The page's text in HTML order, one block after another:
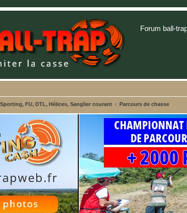
Forum ball-
FU, DTL, Hélices, Sanglier courant Parcours de chasse